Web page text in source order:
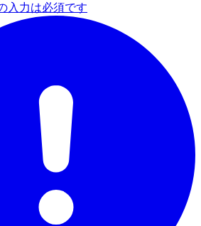
入力は必須です